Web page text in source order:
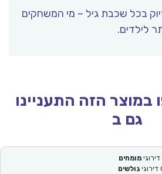
בכל שכבת גיל – מי המשחקים
לילדים.
במוצר הזה התעניינו
גם ב
דירוגי מומחים
דירוגי גולשים